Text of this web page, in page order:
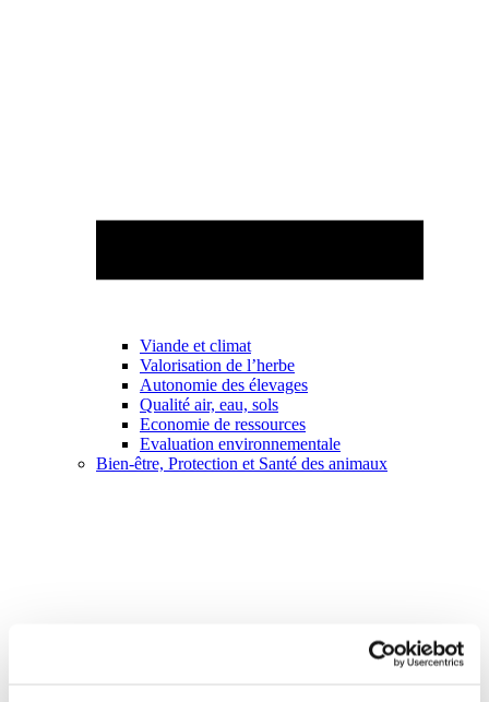
Viande et climat
Valorisation de l’herbe
Autonomie des élevages
Qualité air, eau, sols
Economie de ressources
Evaluation environnementale
Bien-être, Protection et Santé des animaux